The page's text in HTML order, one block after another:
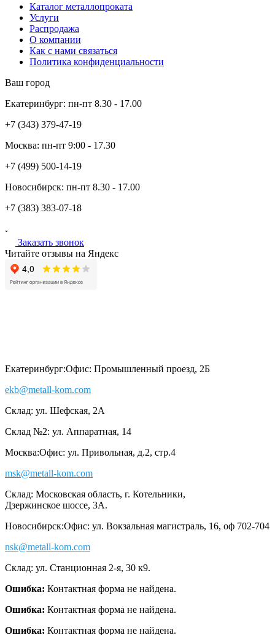
Каталог металлопроката
Услуги
Распродажа
О компании
Как с нами связаться
Политика конфиденциальности
Ваш город
Екатеринбург: пн-пт 8.30 - 17.00
+7 (343) 379-47-19
Москва: пн-пт 9:00 - 17.30
+7 (499) 500-14-19
Новосибирск: пн-пт 8.30 - 17.00
+7 (383) 383-07-18
Заказать звонок
Читайте отзывы на Яндекс
Екатеринбург:Офис: Промышленный проезд, 2Б
ekb@metall-kom.com
Склад: ул. Шефская, 2А
Склад №2: ул. Аппаратная, 14
Москва:Офис: ул. Привольная, д.2, стр.4
msk@metall-kom.com
Склад: Московская область, г. Котельники,
Дзержинское шоссе, 3А.
Новосибирск:Офис: ул. Вокзальная магистраль, 16, оф 702-704
nsk@metall-kom.com
Склад: ул. Станционная 2-я, 30 к9.
Ошибка: Контактная форма не найдена.
Ошибка: Контактная форма не найдена.
Ошибка: Контактная форма не найдена.